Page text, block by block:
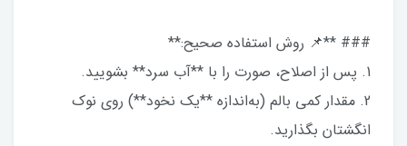
### **📌 روش استفاده صحیح:**
1. پس از اصلاح، صورت را با **آب سرد** بشویید.
2. مقدار کمی بالم (به‌اندازه **یک نخود**) روی نوک
انگشتان بگذارید.